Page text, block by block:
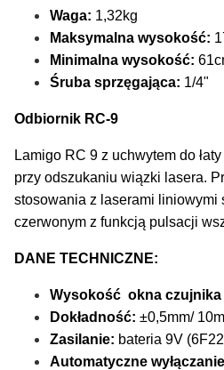
Waga: 1,32kg
Maksymalna wysokość:
Minimalna wysokość:
Śruba sprzęgająca: 1/4"
Odbiornik RC-9
Lamigo RC 9 z uchwytem do
przy odszukaniu wiązki lasera.
stosowania z laserami liniowymi
czerwonym z funkcją pulsacji
DANE TECHNICZNE:
Wysokość okna czujnika
Dokładność: ±0,5mm/ 10m
Zasilanie: bateria 9V
Automatyczne